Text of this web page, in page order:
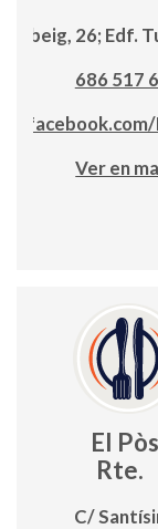
26; Edf.
686 517
Ver en
El
Rte.
C/